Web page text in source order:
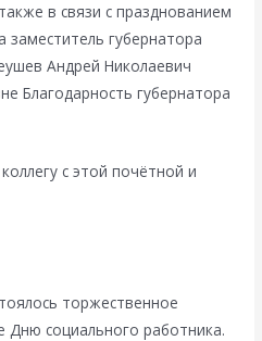
в связи с празднованием
заместитель губернатора
Андрей Николаевич
Благодарность губернатора
с этой почётной и
торжественное
социального работника.